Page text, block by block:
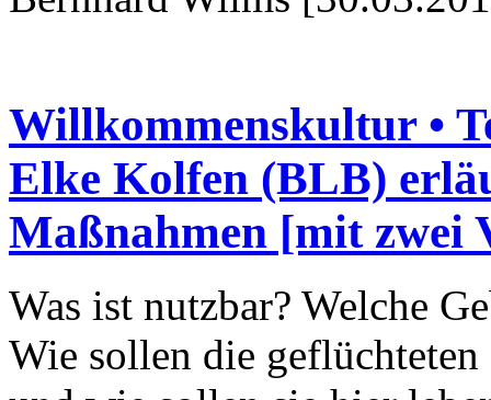
Willkommenskultur •
Elke Kolfen (BLB)
Maßnahmen [mit zwei
Was ist nutzbar? Welche
Wie sollen die